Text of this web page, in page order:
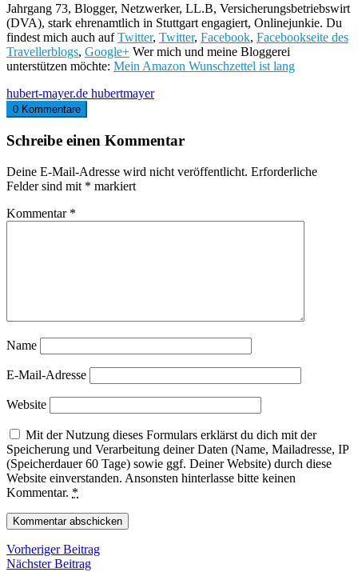
Jahrgang 73, Blogger, Netzwerker, LL.B, Versicherungsbetriebswirt
(DVA), stark ehrenamtlich in Stuttgart engagiert, Onlinejunkie. Du
findest mich auch aufTwitter, Twitter, Facebook, Facebookseite des
Travellerblogs, Google+ Wer mich und meine Bloggerei
unterstützen möchte: Mein Amazon Wunschzettel ist lang
hubert-mayer.de hubertmayer
0 Kommentare
Schreibe einen Kommentar
Deine E-Mail-Adresse wird nicht veröffentlicht. Erforderliche
Felder sind mit * markiert
Kommentar *
Name
E-Mail-Adresse
Website
Mit der Nutzung dieses Formulars erklärst du dich mit der
Speicherung und Verarbeitung deiner Daten (Name, Mailadresse, IP
(Speicherdauer 60 Tage) sowie ggf. Deiner Website) durch diese
Website einverstanden. Ansonsten hinterlasse bitte keinen
Kommentar. *
Beitragsnavigation
Vorheriger BeitragVorheriger
Nächster BeitragNächster